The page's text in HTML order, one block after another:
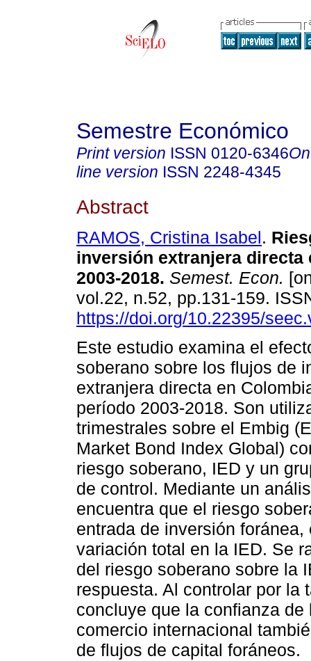
Semestre Económico
Print version ISSN 0120-6346
line version ISSN 2248-4345
Abstract
RAMOS, Cristina Isabel.
inversión extranjera directa
2003-2018. Semest. Econ.
vol.22, n.52, pp.131-159.
https://doi.org/10.22395/
Este estudio examina el
soberano sobre los flujos de
extranjera directa en
período 2003-2018. Son
trimestrales sobre el Embig
Market Bond Index Global)
riesgo soberano, IED y un
de control. Mediante un
encuentra que el riesgo
entrada de inversión
variación total en la IED. Se
del riesgo soberano sobre la
respuesta. Al controlar por la
concluye que la confianza
comercio internacional
de flujos de capital foráneos.